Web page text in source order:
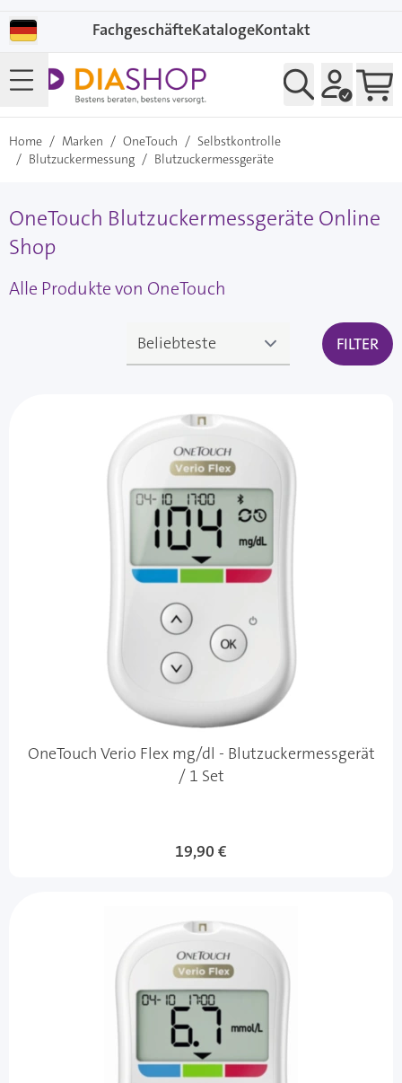
FachgeschäfteKatalogeKontakt
Home / Marken / OneTouch / Selbstkontrolle
/ Blutzuckermessung / Blutzuckermessgeräte
OneTouch Blutzuckermessgeräte Online
Shop
Alle Produkte von OneTouch
FILTER
OneTouch Verio Flex mg/dl - Blutzuckermessgerät
/ 1 Set
19,90 €